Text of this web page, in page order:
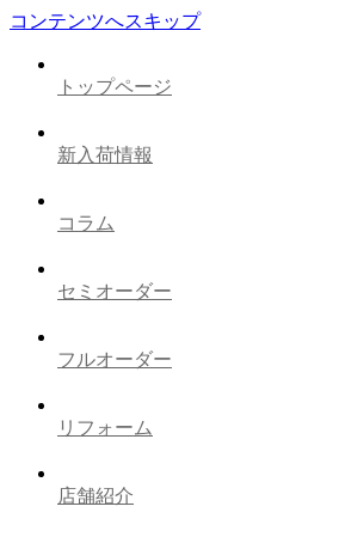
コンテンツへスキップ
トップページ
新入荷情報
コラム
セミオーダー
フルオーダー
リフォーム
店舗紹介